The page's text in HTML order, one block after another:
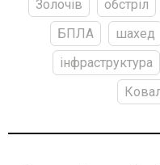
Золочів
обстріл
БПЛА
шахед
інфраструктура